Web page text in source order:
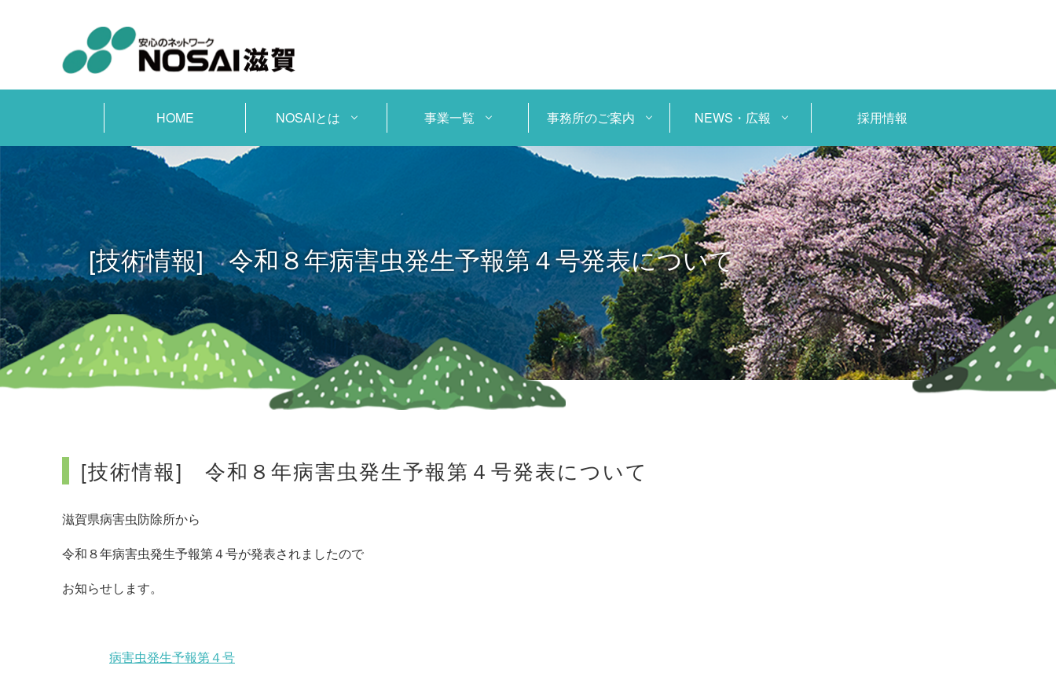
HOME NOSAIとは 事業一覧 事務所のご案内 NEWS・広報 採用情報
[技術情報] 令和８年病害虫発生予報第４号発表について
[技術情報] 令和８年病害虫発生予報第４号発表について
滋賀県病害虫防除所から
令和８年病害虫発生予報第４号が発表されましたので
お知らせします。
病害虫発生予報第４号